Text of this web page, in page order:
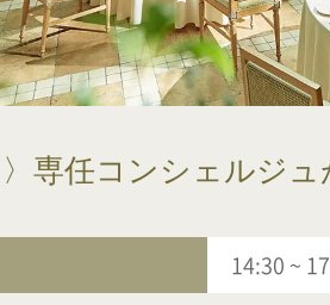
〉専任コンシェルジ
14:30 ~